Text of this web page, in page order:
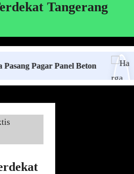
Tangerang
Panel Beton Harga